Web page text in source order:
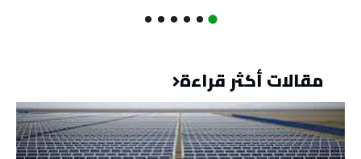
مقالات أكثر قراءة